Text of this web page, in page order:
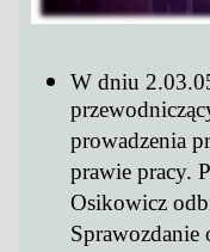
W dniu
prowadzenia
prawie pracy.
Osikowicz
Sprawozdanie